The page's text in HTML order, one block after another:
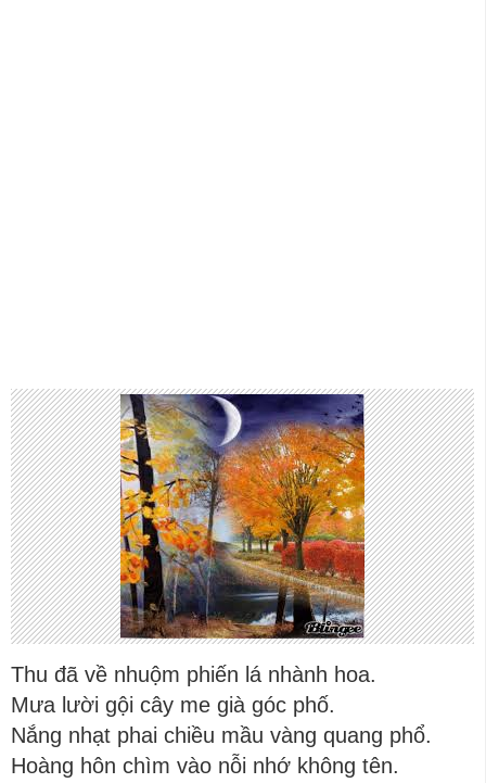
Thu đã về nhuộm phiến lá nhành hoa.
Mưa lười gội cây me già góc phố.
Nắng nhạt phai chiều mầu vàng quang phổ.
Hoàng hôn chìm vào nỗi nhớ không tên.